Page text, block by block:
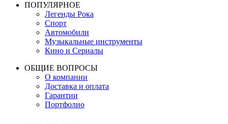
ПОПУЛЯРНОЕ
Легенды Рока
Спорт
Автомобили
Музыкальные инструменты
Кино и Сериалы
ОБЩИЕ ВОПРОСЫ
О компании
Доставка и оплата
Гарантии
Портфолио